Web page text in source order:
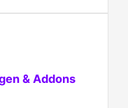
& Addons